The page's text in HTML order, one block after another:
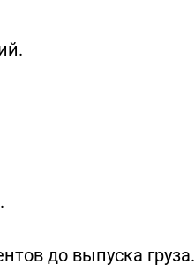
до выпуска груза.